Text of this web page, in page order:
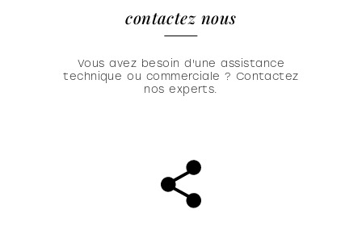
contactez nous
Vous avez besoin d'une assistance
technique ou commerciale ? Contactez
nos experts.